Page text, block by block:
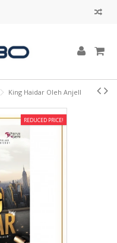
King Haidar Oleh Anjell
REDUCED PRICE!